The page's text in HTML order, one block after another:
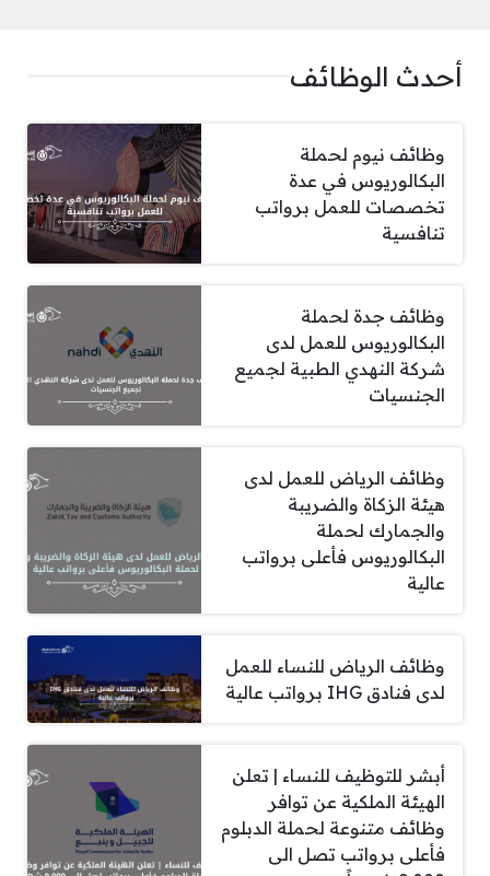
أحدث الوظائف
وظائف نيوم لحملة
البكالوريوس في عدة
تخصصات للعمل برواتب
تنافسية
وظائف جدة لحملة
البكالوريوس للعمل لدى
شركة النهدي الطبية لجميع
الجنسيات
وظائف الرياض للعمل لدى
هيئة الزكاة والضريبة
والجمارك لحملة
البكالوريوس فأعلى برواتب
عالية
وظائف الرياض للنساء للعمل
لدى فنادق IHG برواتب عالية
أبشر للتوظيف للنساء | تعلن
الهيئة الملكية عن توافر
وظائف متنوعة لحملة الدبلوم
فأعلى برواتب تصل الى